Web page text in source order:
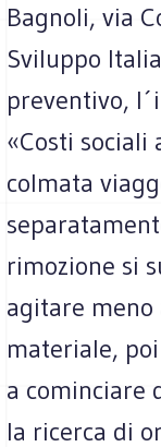
Bagnoli, via
Sviluppo
preventivo,
«Costi sociali
colmata
rimozione si
agitare meno
materiale,
a cominciare
la ricerca di